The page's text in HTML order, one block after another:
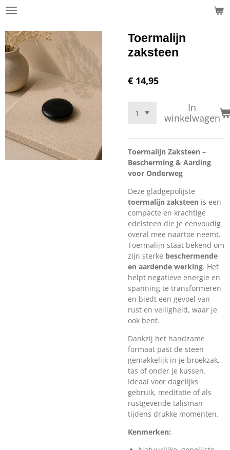
Ga
naar
de
hoofdinhoud
Toermalijn
zaksteen
€ 14,95
In
winkelwagen
Toermalijn Zaksteen –
Bescherming & Aarding
voor Onderweg
Deze gladgepolijste
toermalijn zaksteen is een
compacte en krachtige
edelsteen die je eenvoudig
overal mee naartoe neemt.
Toermalijn staat bekend om
zijn sterke beschermende
en aardende werking. Het
helpt negatieve energie en
spanning te transformeren
en biedt een gevoel van
rust en veiligheid, waar je
ook bent.
Dankzij het handzame
formaat past de steen
gemakkelijk in je broekzak,
tas of onder je kussen.
Ideaal voor dagelijks
gebruik, meditatie of als
rustgevende talisman
tijdens drukke momenten.
Kenmerken: